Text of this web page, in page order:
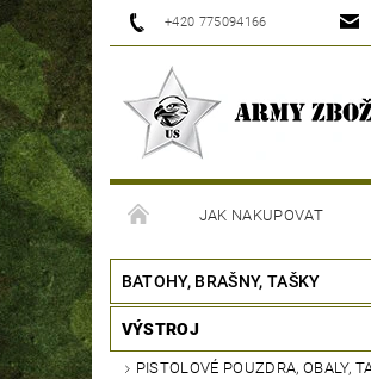
+420 775094166
JAK NAKUPOVAT
MOJE OBJEDNÁVKA
BATOHY, BRAŠNY, TAŠKY
VÝSTROJ
PISTOLOVÉ POUZDRA, OBALY,